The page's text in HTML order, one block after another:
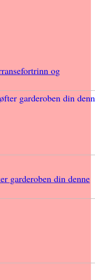
og
garderoben din denne